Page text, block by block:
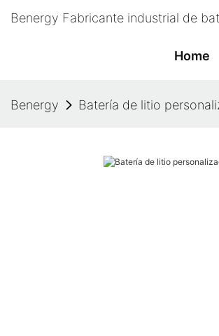
Benergy Fabricante industrial de
Home
Benergy Batería de litio